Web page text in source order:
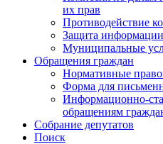
их прав
Противодействие
Защита
Муниципальные
Обращения граждан
Нормативные
Форма для
Информационно-
обращениям
Собрание депутатов
Поиск